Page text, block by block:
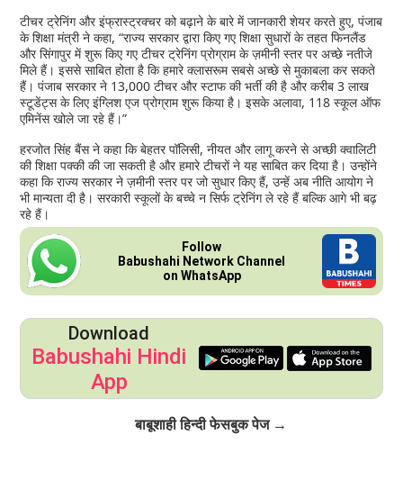
टीचर ट्रेनिंग और इंफ्रास्ट्रक्चर को बढ़ाने के बारे में जानकारी शेयर करते हुए, पंजाब
के शिक्षा मंत्री ने कहा, “राज्य सरकार द्वारा किए गए शिक्षा सुधारों के तहत फिनलैंड
और सिंगापुर में शुरू किए गए टीचर ट्रेनिंग प्रोग्राम के ज़मीनी स्तर पर अच्छे नतीजे
मिले हैं। इससे साबित होता है कि हमारे क्लासरूम सबसे अच्छे से मुकाबला कर सकते
हैं। पंजाब सरकार ने 13,000 टीचर और स्टाफ की भर्ती की है और करीब 3 लाख
स्टूडेंट्स के लिए इंग्लिश एज प्रोग्राम शुरू किया है। इसके अलावा, 118 स्कूल ऑफ
एमिनेंस खोले जा रहे हैं।”
हरजोत सिंह बैंस ने कहा कि बेहतर पॉलिसी, नीयत और लागू करने से अच्छी क्वालिटी
की शिक्षा पक्की की जा सकती है और हमारे टीचरों ने यह साबित कर दिया है। उन्होंने
कहा कि राज्य सरकार ने ज़मीनी स्तर पर जो सुधार किए हैं, उन्हें अब नीति आयोग ने
भी मान्यता दी है। सरकारी स्कूलों के बच्चे न सिर्फ ट्रेनिंग ले रहे हैं बल्कि आगे भी बढ़
रहे हैं।
Follow
Babushahi Network Channel
on WhatsApp
Download
Babushahi Hindi
App
बाबूशाही हिन्दी फेसबुक पेज →